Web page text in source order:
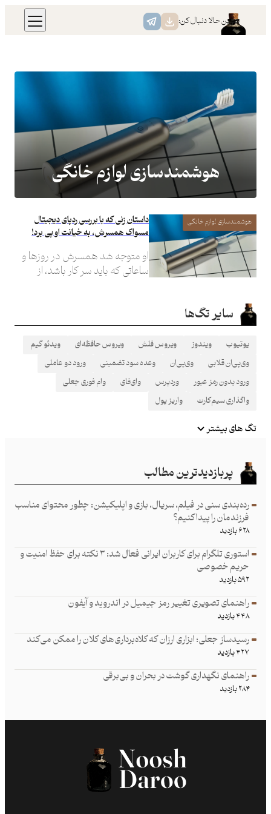
همین حالا دنبال کن:
هوشمندسازی لوازم خانگی
سایر تگ‌ها
یوتیوب ویندوز ویروس فلش ویروس حافظه‌ای
ویدئو گیم
وی‌پی‌ان قلابی
وی‌پی‌ان وعده سود تضمینی
ورود دو عاملی
ورود بدون رمز عبور
وردپرس وای‌فای
وام فوری جعلی
واگذاری سیم‌کارت
واریز پول
تگ های بیشتر
پربازدیدترین مطالب
رده‌بندی سنی در فیلم، سریال، بازی و اپلیکیشن: چطور محتوای مناسب
فرزند‌مان را پیدا کنیم؟
۶۲۸ بازدید
استوری تلگرام برای کاربران ایرانی فعال شد: ۳ نکته برای حفظ امنیت و
حریم خصوصی
۵۹۲ بازدید
راهنمای تصویری تغییر رمز جیمیل در اندروید و آیفون
۴۴۸ بازدید
رسیدساز جعلی؛ ابزاری ارزان که کلاه‌برداری‌های کلان را ممکن می‌کند
۴۲۷ بازدید
راهنمای نگهداری گوشت در بحران و بی‌برقی
۲۸۴ بازدید
هوشمندسازی لوازم خانگی
داستان زنی که با بررسی ردپای دیجیتال
مسواک همسرش، به خیانت او پی برد!
او متوجه شد همسرش در روزها و
ساعاتی که باید سر کار باشد، از